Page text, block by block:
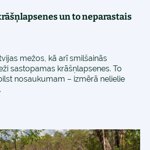
un to neparastais
mežos, kā arī smilšainās
sastopamas krāšņlapsenes. To
nosaukumam – izmērā nelielie